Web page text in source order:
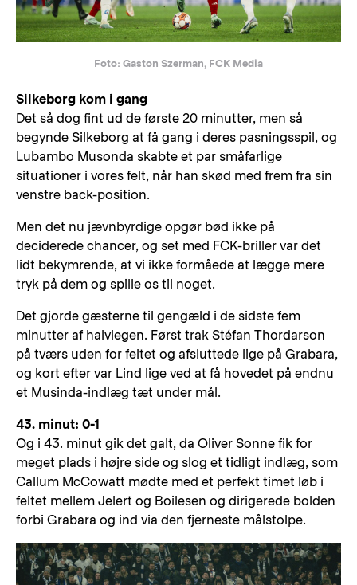
Foto: Gaston Szerman, FCK Media
Silkeborg kom i gang
Det så dog fint ud de første 20 minutter, men så
begynde Silkeborg at få gang i deres pasningsspil, og
Lubambo Musonda skabte et par småfarlige
situationer i vores felt, når han skød med frem fra sin
venstre back-position.
Men det nu jævnbyrdige opgør bød ikke på
deciderede chancer, og set med FCK-briller var det
lidt bekymrende, at vi ikke formåede at lægge mere
tryk på dem og spille os til noget.
Det gjorde gæsterne til gengæld i de sidste fem
minutter af halvlegen. Først trak Stéfan Thordarson
på tværs uden for feltet og afsluttede lige på Grabara,
og kort efter var Lind lige ved at få hovedet på endnu
et Musinda-indlæg tæt under mål.
43. minut: 0-1
Og i 43. minut gik det galt, da Oliver Sonne fik for
meget plads i højre side og slog et tidligt indlæg, som
Callum McCowatt mødte med et perfekt timet løb i
feltet mellem Jelert og Boilesen og dirigerede bolden
forbi Grabara og ind via den fjerneste målstolpe.